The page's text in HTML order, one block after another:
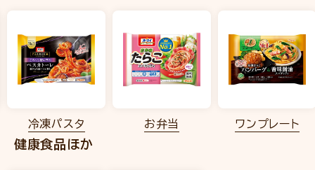
冷凍パスタ お弁当 ワンプレート
健康食品ほか